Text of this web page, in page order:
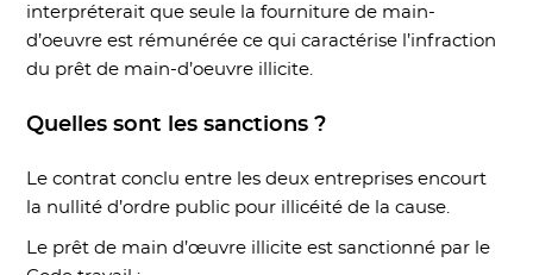
interpréterait que seule la fourniture de main-
d’oeuvre est rémunérée ce qui caractérise l’infraction
du prêt de main-d’oeuvre illicite.
Quelles sont les sanctions ?
Le contrat conclu entre les deux entreprises encourt
la nullité d’ordre public pour illicéité de la cause.
Le prêt de main d’œuvre illicite est sanctionné par le